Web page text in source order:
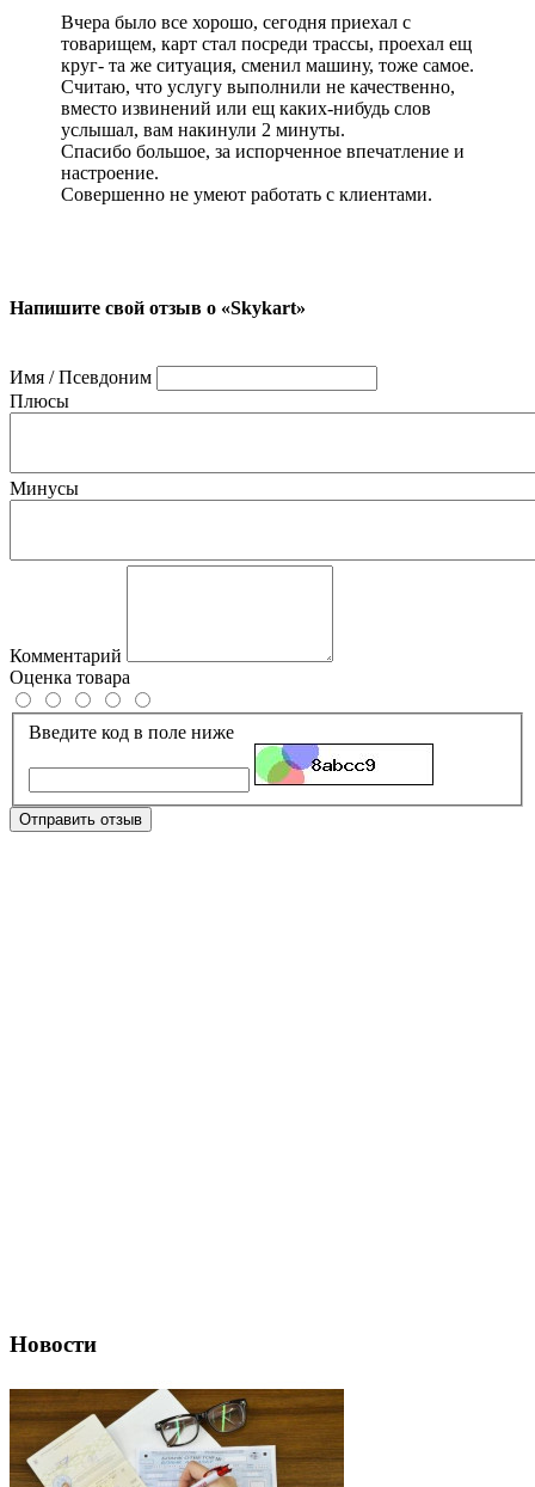
Вчера было все хорошо, сегодня приехал с
товарищем, карт стал посреди трассы, проехал ещ
круг- та же ситуация, сменил машину, тоже самое.
Считаю, что услугу выполнили не качественно,
вместо извинений или ещ каких-нибудь слов
услышал, вам накинули 2 минуты.
Спасибо большое, за испорченное впечатление и
настроение.
Совершенно не умеют работать с клиентами.
Напишите свой отзыв о «Skykart»
Имя / Псевдоним
Плюсы
Минусы
Комментарий
Оценка товара
Введите код в поле ниже
Отправить отзыв
Новости